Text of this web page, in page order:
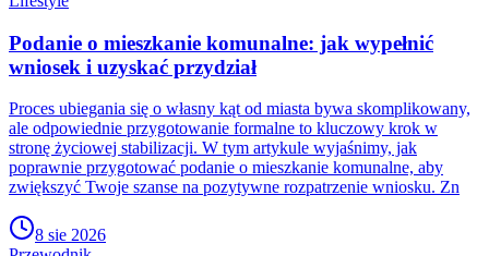
Podanie o mieszkanie komunalne: jak wypełnić
wniosek i uzyskać przydział
Proces ubiegania się o własny kąt od miasta bywa skomplikowany,
ale odpowiednie przygotowanie formalne to kluczowy krok w
stronę życiowej stabilizacji. W tym artykule wyjaśnimy, jak
poprawnie przygotować podanie o mieszkanie komunalne, aby
zwiększyć Twoje szanse na pozytywne rozpatrzenie wniosku. Zn
8 sie 2026